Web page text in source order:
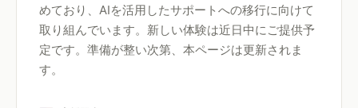
めており、AIを活用したサポートへの移行に向けて
取り組んでいます。新しい体験は近日中にご提供予
定です。準備が整い次第、本ページは更新されま
す。